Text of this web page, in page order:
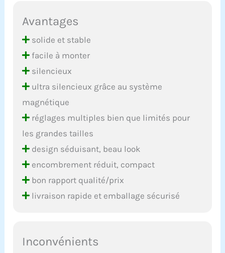
Avantages
solide et stable
facile à monter
silencieux
ultra silencieux grâce au système
magnétique
réglages multiples bien que limités pour
les grandes tailles
design séduisant, beau look
encombrement réduit, compact
bon rapport qualité/prix
livraison rapide et emballage sécurisé
Inconvénients